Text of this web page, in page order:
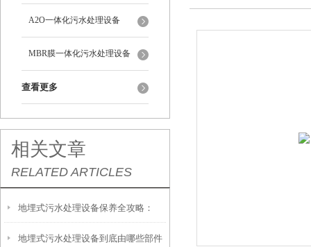
A2O一体化污水处理设备
MBR膜一体化污水处理设备
查看更多
相关文章
RELATED ARTICLES
地埋式污水处理设备保养全攻略：
让“地下卫士”持续高效运转
地埋式污水处理设备到底由哪些部件